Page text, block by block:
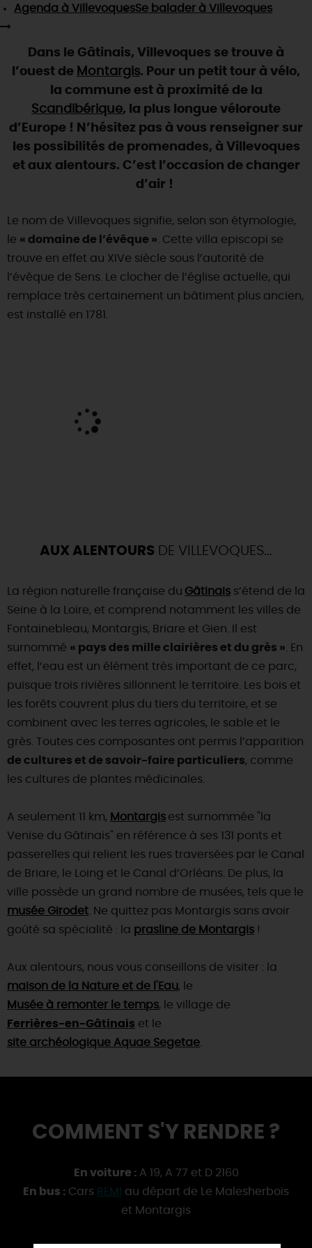
Visitesgourmandesetcréatives
Chic,une aire de pique-nique
Par ici lesguinguettes
Que rapporter du Loiret ?
La Route desMétiers d'Art
TOUT L'ART DE VIVRE
Des vacances auprès des animaux 🐎
(re)Découvrir les coulisses de la Faïencerie de
Gien !
les parcours Baludik
Une saison de festivals 🎉
Rendez-vous de la nature en 2026
Des sorties en famille dans le Loiret !
AUJOURD'HUI
SE REPÉRER, SE DÉPLACER
RÉSERVERMAINTENANT
Agenda à VillevoquesSe balader à Villevoques
Dans le Gâtinais, Villevoques se trouve à
l’ouest de Montargis. Pour un petit tour à vélo,
la commune est à proximité de la
Scandibérique, la plus longue véloroute
d’Europe ! N’hésitez pas à vous renseigner sur
les possibilités de promenades, à Villevoques
et aux alentours. C’est l’occasion de changer
d’air !
Le nom de Villevoques signifie, selon son étymologie,
le « domaine de l’évêque » . Cette villa episcopi se
trouve en effet au XIVe siècle sous l’autorité de
l’évêque de Sens. Le clocher de l’église actuelle, qui
remplace très certainement un bâtiment plus ancien,
est installé en 1781.
AUX ALENTOURS DE VILLEVOQUES...
La région naturelle française du Gâtinais s’étend de la
Seine à la Loire, et comprend notamment les villes de
Fontainebleau, Montargis, Briare et Gien. Il est
surnommé « pays des mille clairières et du grès » . En
effet, l’eau est un élément très important de ce parc,
puisque trois rivières sillonnent le territoire. Les bois et
les forêts couvrent plus du tiers du territoire, et se
combinent avec les terres agricoles, le sable et le
grès. Toutes ces composantes ont permis l’apparition
de cultures et de savoir-faire particuliers, comme
les cultures de plantes médicinales.
A seulement 11 km, Montargis est surnommée "la
Venise du Gâtinais" en référence à ses 131 ponts et
passerelles qui relient les rues traversées par le Canal
de Briare, le Loing et le Canal d’Orléans. De plus, la
ville possède un grand nombre de musées, tels que le
musée Girodet . Ne quittez pas Montargis sans avoir
goûté sa spécialité : la prasline de Montargis !
Aux alentours, nous vous conseillons de visiter : la
maison de la Nature et de l'Eau, le
Musée à remonter le temps, le village de
Ferrières-en-Gâtinais et le
site archéologique Aquae Segetae
COMMENT S'Y RENDRE ?
En voiture : A 19, A 77 et D 2160
En bus : Cars REMI
au départ de Le Malesherbois
et Montargis